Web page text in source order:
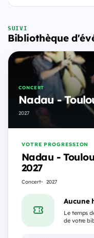
SUIVI
Bibliothèque
CONCERT
Nadau -
2027
VOTRE PROGRESSION
Nadau -
2027
Concert 2027
Aucune
Le temps
de votre